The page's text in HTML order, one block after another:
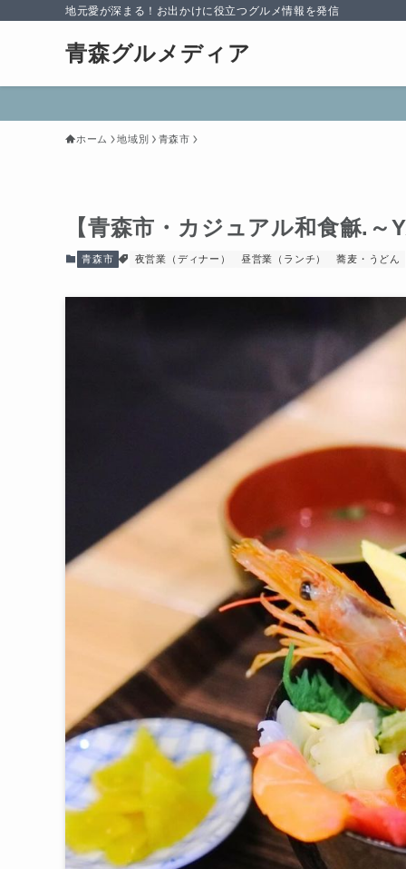
地元愛が深まる！お出かけに役立つグルメ情報を発信
青森グルメディア
ホーム 地域別 青森市
【青森市・カジュアル和食龢.
青森市 夜営業（ディナー） 昼営業（ランチ） 蕎麦・うどん